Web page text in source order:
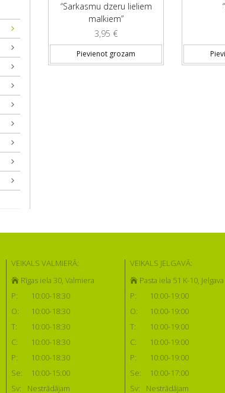
“Sarkasmu dzeru lieliem
malkiem”
3,95 €
Pievienot grozam
VEIKALS VALMIERĀ:
Rīgas iela 30, Valmiera
P:
10:00-18:30
O:
10:00-18:30
T:
10:00-18:30
C:
10:00-18:30
P:
10:00-18:30
Se:
10:00-15:00
Sv:
Nestrādājam
VEIKALS JELGAVĀ:
Pasta iela 51 K-10, Jelgava
P:
10:00-19:00
O:
10:00-19:00
T:
10:00-19:00
C:
10:00-19:00
P:
10:00-19:00
Se:
10:00-17:00
Sv:
Nestrādājam